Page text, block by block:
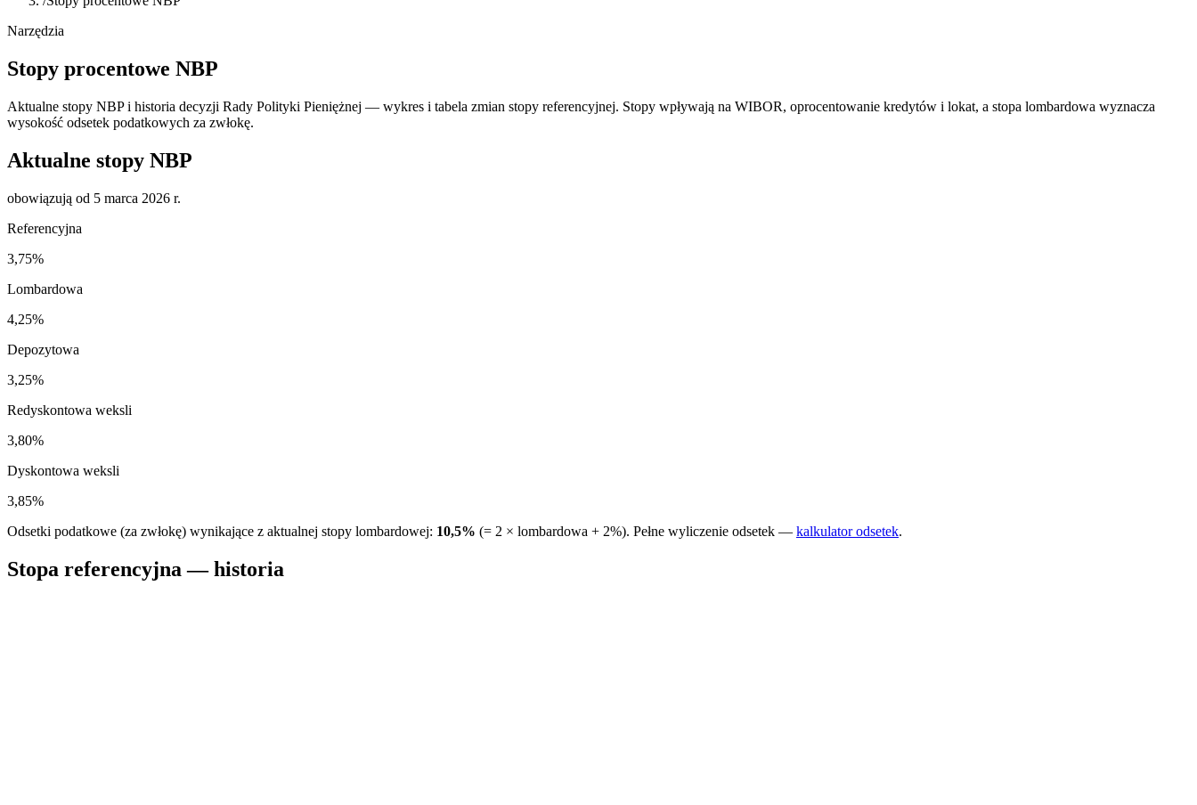
Narzędzia
Stopy procentowe NBP
Aktualne stopy NBP i historia decyzji Rady Polityki Pieniężnej — wykres i tabela zmian stopy referencyjnej. Stopy wpływają na WIBOR, oprocentowanie kredytów i lokat, a stopa lombardowa wyznacza
wysokość odsetek podatkowych za zwłokę.
Aktualne stopy NBP
obowiązują od 5 marca 2026 r.
Referencyjna
3,75%
Lombardowa
4,25%
Depozytowa
3,25%
Redyskontowa weksli
3,80%
Dyskontowa weksli
3,85%
Odsetki podatkowe (za zwłokę) wynikające z aktualnej stopy lombardowej: 10,5% (= 2 × lombardowa + 2%). Pełne wyliczenie odsetek — kalkulator odsetek.
Stopa referencyjna — historia